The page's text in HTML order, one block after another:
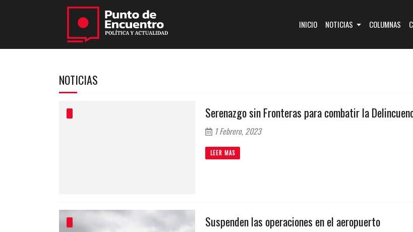
INICIO(CURRENT)
NOTICIAS COLUMNAS
NOTICIAS
Serenazgo sin Fronteras para combatir la
1 Febrero, 2023
LEER MAS
Suspenden las operaciones en el aeropuerto